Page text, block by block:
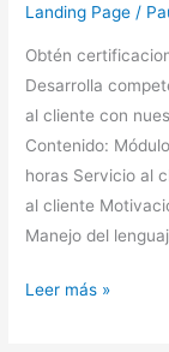
Landing Page /
Obtén
Desarrolla
al cliente con
Contenido:
horas Servicio al
al cliente
Manejo del
cliente
Leer más »